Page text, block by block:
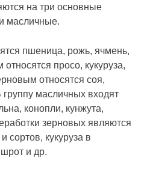
на три основные
масличные.
пшеница, рожь, ячмень,
просо, кукуруза,
относятся соя,
масличных входят
конопли, кунжута,
зерновых являются
сортов, кукуруза в
и др.